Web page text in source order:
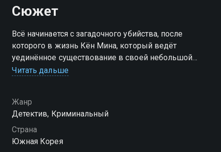
Сюжет
Всё начинается с загадочного убийства, после
которого в жизнь Кён Мина, который ведёт
уединённое существование в своей небольшой
комнате, неожиданно вторгается таинственный
опасную игру, где доверие становится роскошью, а
каждый шаг может стать последним.
Читать дальше
Жанр
Детектив, Криминальный
Страна
Южная Корея